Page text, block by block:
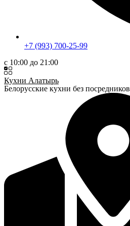
+7 (993) 700-25-99
c 10:00 до 21:00
Кухни Алатырь
Белорусские кухни без посредников